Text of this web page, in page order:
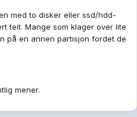
med to disker eller ssd/hdd-
teit. Mange som klager over lite
på en annen partisjon fordet de
mener.